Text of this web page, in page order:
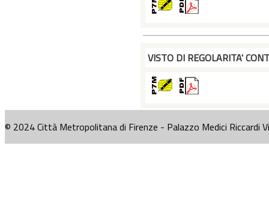
VISTO DI REGOLARITA'
© 2024 Città Metropolitana di Firenze - Palazzo Medici Riccardi